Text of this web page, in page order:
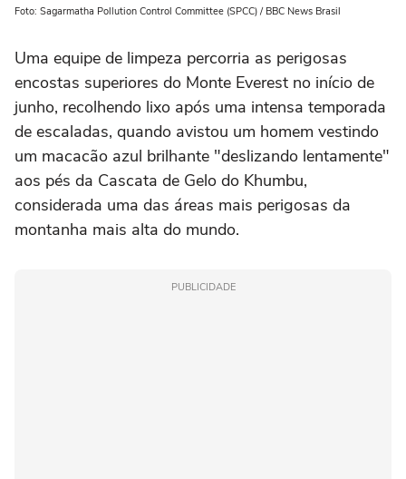
Foto: Sagarmatha Pollution Control Committee (SPCC) / BBC News Brasil
Uma equipe de limpeza percorria as perigosas
encostas superiores do Monte Everest no início de
junho, recolhendo lixo após uma intensa temporada
de escaladas, quando avistou um homem vestindo
um macacão azul brilhante "deslizando lentamente"
aos pés da Cascata de Gelo do Khumbu,
considerada uma das áreas mais perigosas da
montanha mais alta do mundo.
PUBLICIDADE